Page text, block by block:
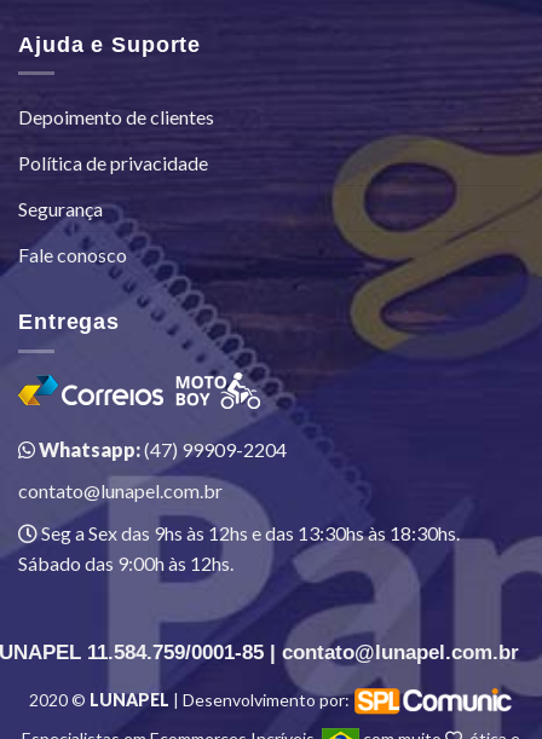
Ajuda e Suporte
Depoimento de clientes
Política de privacidade
Segurança
Fale conosco
Entregas
Whatsapp:(47) 99909-2204
contato@lunapel.com.br
Seg a Sex das 9hs às 12hs e das 13:30hs às 18:30hs.
Sábado das 9:00h às 12hs.
11.584.759/0001-85 | contato@lunapel.com.br
2020 © LUNAPEL | Desenvolvimento por: